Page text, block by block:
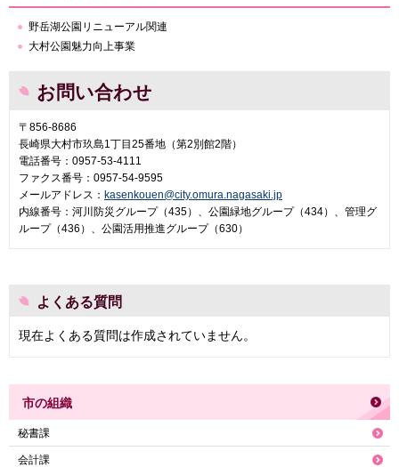
野岳湖公園リニューアル関連
大村公園魅力向上事業
お問い合わせ
〒856-8686
長崎県大村市玖島1丁目25番地（第2別館2階）
電話番号：0957-53-4111
ファクス番号：0957-54-9595
メールアドレス： kasenkouen@city.omura.nagasaki.jp
内線番号：河川防災グループ（435）、公園緑地グループ（434）、管理グ
ループ（436）、公園活用推進グループ（630）
よくある質問
現在よくある質問は作成されていません。
市の組織
秘書課
会計課